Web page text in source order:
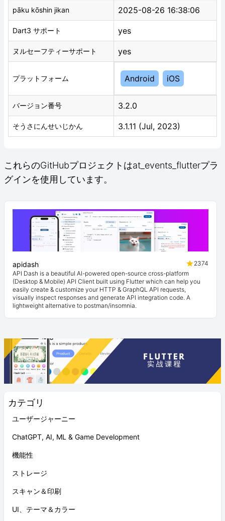
カテゴリ
ユーザージャーニー
ChatGPT, AI, ML & Game Development
機能性
ストレージ
スキャン＆印刷
UI、テーマ＆カラー
pāku kōshin jikan 2025-08-26 16:38:06
Dart3 サポート yes
ヌルセーフティーサポート yes
プラットフォーム Android iOS
バージョン番号 3.2.0
そうさにんせいじかん 3.1.11 (Jul, 2023)
これらのGitHubプロジェクトはat_events_flutterプラ
グインを使用しています。
apidash
2374
API Dash is a beautiful AI-powered open-source cross-platform
(Desktop & Mobile) API Client built using Flutter which can help you
easily create & customize your HTTP & GraphQL API requests,
visually inspect responses and generate API integration code. A
lightweight alternative to postman/insomnia.